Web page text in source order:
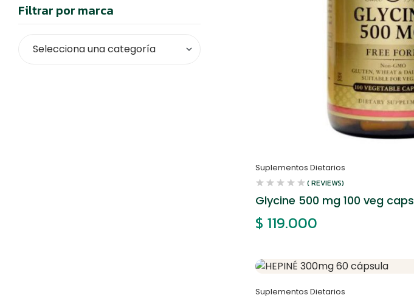
Suplementos Dietarios
( REVIEWS)
Glycine 500 mg 100 veg caps
$ 119.000
Suplementos Dietarios
Filtrar por marca